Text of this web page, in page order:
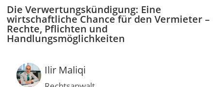
Die Verwertungskündigung: Eine
wirtschaftliche Chance für den Vermieter –
Rechte, Pflichten und
Handlungsmöglichkeiten
Ilir Maliqi